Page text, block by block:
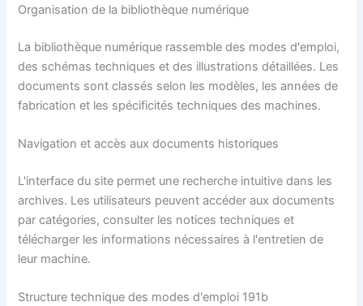
Organisation de la bibliothèque numérique
La bibliothèque numérique rassemble des modes d'emploi,
des schémas techniques et des illustrations détaillées. Les
documents sont classés selon les modèles, les années de
fabrication et les spécificités techniques des machines.
Navigation et accès aux documents historiques
L'interface du site permet une recherche intuitive dans les
archives. Les utilisateurs peuvent accéder aux documents
par catégories, consulter les notices techniques et
télécharger les informations nécessaires à l'entretien de
leur machine.
Structure technique des modes d'emploi 191b